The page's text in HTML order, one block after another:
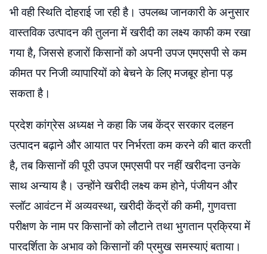
भी वही स्थिति दोहराई जा रही है। उपलब्ध जानकारी के अनुसार
वास्तविक उत्पादन की तुलना में खरीदी का लक्ष्य काफी कम रखा
गया है, जिससे हजारों किसानों को अपनी उपज एमएसपी से कम
कीमत पर निजी व्यापारियों को बेचने के लिए मजबूर होना पड़
सकता है।
प्रदेश कांग्रेस अध्यक्ष ने कहा कि जब केंद्र सरकार दलहन
उत्पादन बढ़ाने और आयात पर निर्भरता कम करने की बात करती
है, तब किसानों की पूरी उपज एमएसपी पर नहीं खरीदना उनके
साथ अन्याय है। उन्होंने खरीदी लक्ष्य कम होने, पंजीयन और
स्लॉट आवंटन में अव्यवस्था, खरीदी केंद्रों की कमी, गुणवत्ता
परीक्षण के नाम पर किसानों को लौटाने तथा भुगतान प्रक्रिया में
पारदर्शिता के अभाव को किसानों की प्रमुख समस्याएं बताया।